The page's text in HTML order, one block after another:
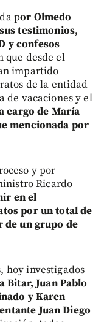
por Olmedo
testimonios,
y confesos
que desde el
impartido
de la entidad
de vacaciones y el
cargo de María
mencionada por
y por
Ricardo
en el
por un total de
de un grupo de
hoy investigados
Bitar, Juan Pablo
y Karen
Juan Diego